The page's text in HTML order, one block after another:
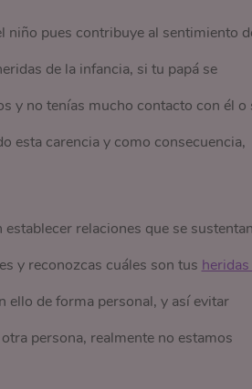
niño pues contribuye al sentimiento
de la infancia, si tu papá se
y no tenías mucho contacto con él o
esta carencia y como consecuencia,
relaciones que se
y reconozcas cuáles son tus
ello de forma personal, y así evitar
persona, realmente no estamos